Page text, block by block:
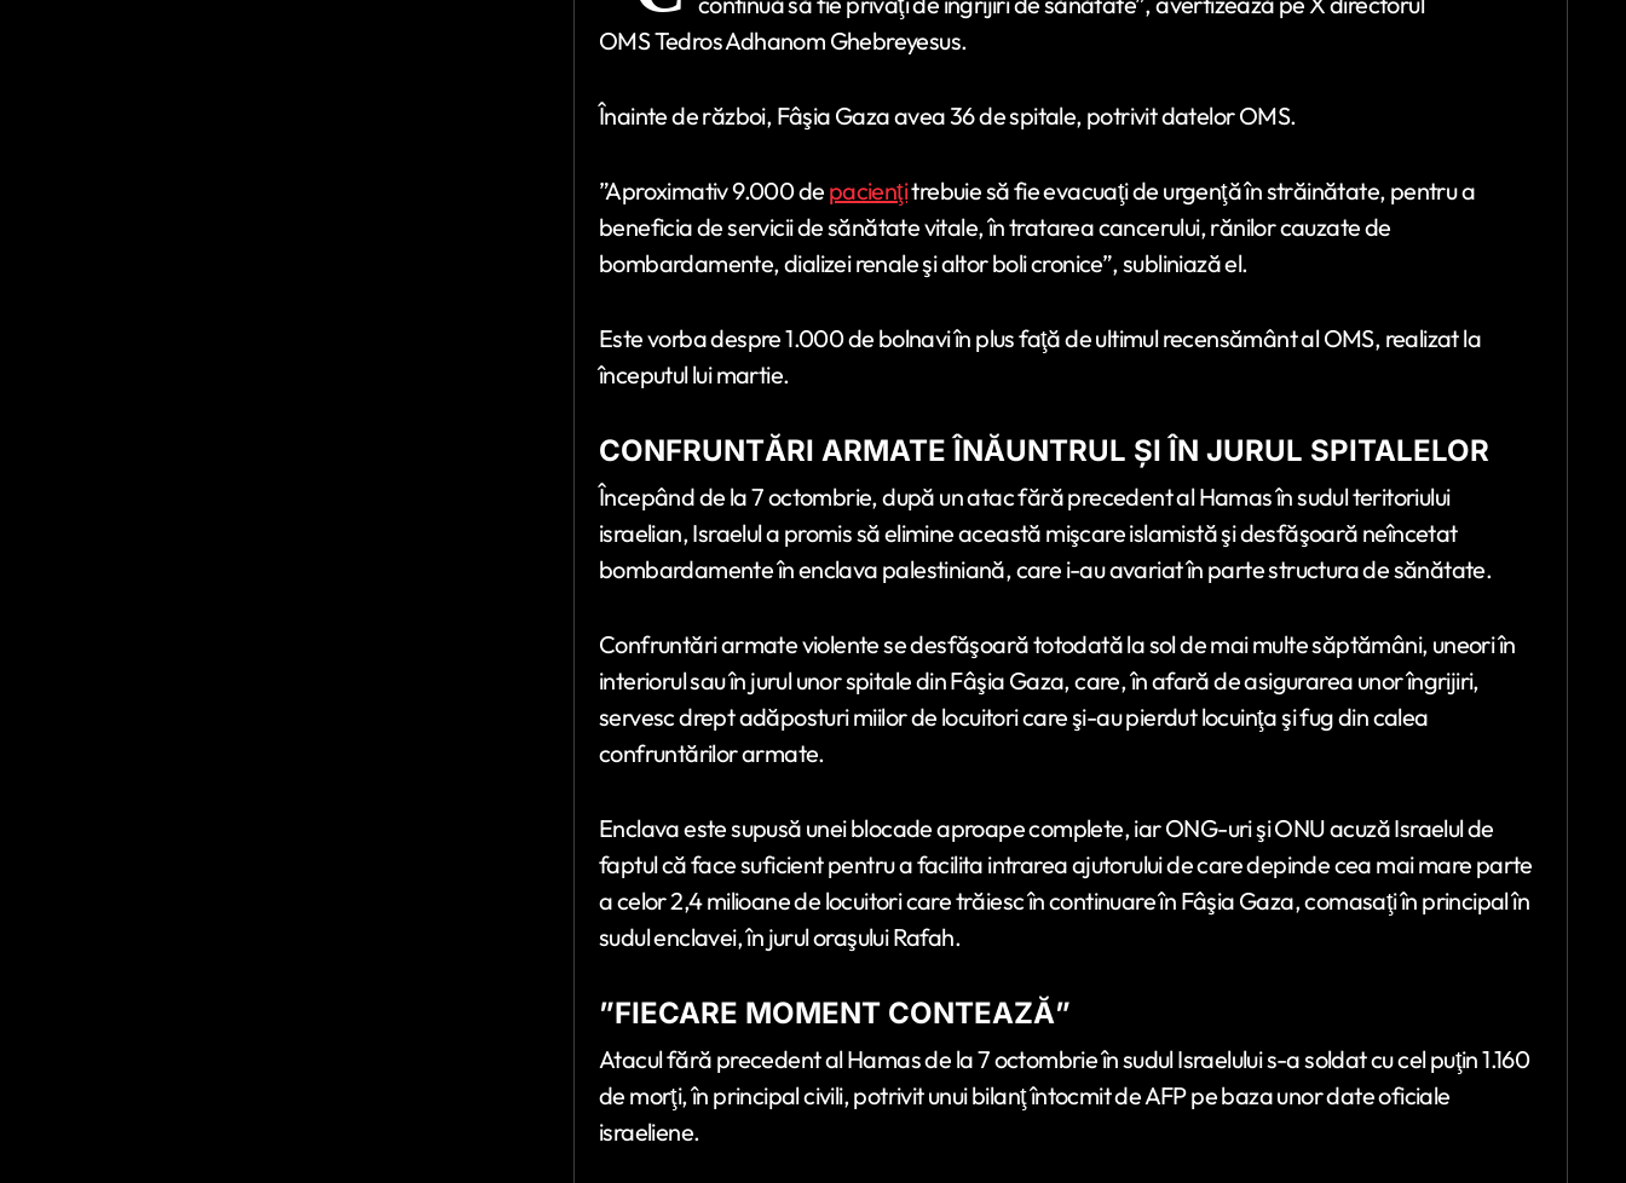
OMS Tedros Adhanom Ghebreyesus.
Înainte de război, Fâşia Gaza avea 36 de spitale, potrivit datelor OMS.
”Aproximativ 9.000 de pacienţitrebuie să fie evacuaţi de urgenţă în străinătate, pentru a
beneficia de servicii de sănătate vitale, în tratarea cancerului, rănilor cauzate de
bombardamente, dializei renale şi altor boli cronice”, subliniază el.
Este vorba despre 1.000 de bolnavi în plus faţă de ultimul recensământ al OMS, realizat la
începutul lui martie.
CONFRUNTĂRI ARMATE ÎNĂUNTRUL ŞI ÎN JURUL SPITALELOR
Începând de la 7 octombrie, după un atac fără precedent al Hamas în sudul teritoriului
israelian, Israelul a promis să elimine această mişcare islamistă şi desfăşoară neîncetat
bombardamente în enclava palestiniană, care i-au avariat în parte structura de sănătate.
Confruntări armate violente se desfăşoară totodată la sol de mai multe săptămâni, uneori în
interiorul sau în jurul unor spitale din Fâşia Gaza, care, în afară de asigurarea unor îngrijiri,
servesc drept adăposturi miilor de locuitori care şi-au pierdut locuinţa şi fug din calea
confruntărilor armate.
Enclava este supusă unei blocade aproape complete, iar ONG-uri şi ONU acuză Israelul de
faptul că face suficient pentru a facilita intrarea ajutorului de care depinde cea mai mare parte
a celor 2,4 milioane de locuitori care trăiesc în continuare în Fâşia Gaza, comasaţi în principal în
sudul enclavei, în jurul oraşului Rafah.
”FIECARE MOMENT CONTEAZĂ”
Atacul fără precedent al Hamas de la 7 octombrie în sudul Israelului s-a soldat cu cel puţin 1.160
de morţi, în principal civili, potrivit unui bilanţ întocmit de AFP pe baza unor date oficiale
israeliene.